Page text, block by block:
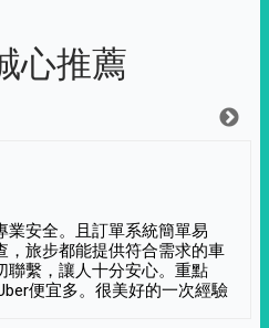
心推薦
業安全。且訂單系統簡單易
，旅步都能提供符合需求的車
聯繫，讓人十分安心。重點
便宜多。很美好的一次經驗